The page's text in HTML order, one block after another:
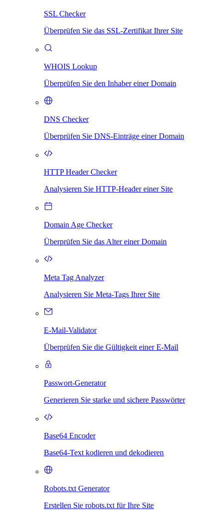
SSL Checker
Überprüfen Sie das SSL-Zertifikat Ihrer Site
WHOIS Lookup
Überprüfen Sie den Inhaber einer Domain
DNS Checker
Überprüfen Sie DNS-Einträge einer Domain
HTTP Header Checker
Analysieren Sie HTTP-Header einer Site
Domain Age Checker
Überprüfen Sie das Alter einer Domain
Meta Tag Analyzer
Analysieren Sie Meta-Tags Ihrer Site
E-Mail-Validator
Überprüfen Sie die Gültigkeit einer E-Mail
Passwort-Generator
Generieren Sie starke und sichere Passwörter
Base64 Encoder
Base64-Text kodieren und dekodieren
Robots.txt Generator
Erstellen Sie robots.txt für Ihre Site